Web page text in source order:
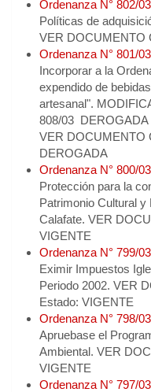
Ordenanza N° 802/03
Políticas de
VER DOCUMENTO
Ordenanza N° 801/03
Incorporar a la
expendido de
artesanal".
808/03 DEROGADA
VER DOCUMENTO
DEROGADA
Ordenanza N° 800/03
Protección para la
Patrimonio Cultural y
Calafate. VER
VIGENTE
Ordenanza N° 799/03
Eximir Impuestos
Periodo 2002. VER
Estado: VIGENTE
Ordenanza N° 798/03
Apruebase el
Ambiental. VER
VIGENTE
Ordenanza N° 797/03